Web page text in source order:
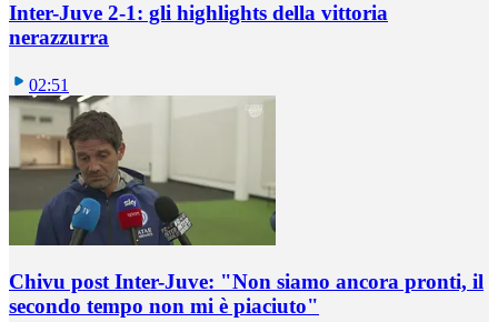
Inter-Juve 2-1: gli highlights della vittoria
nerazzurra
02:51
Chivu post Inter-Juve: "Non siamo ancora pronti, il
secondo tempo non mi è piaciuto"